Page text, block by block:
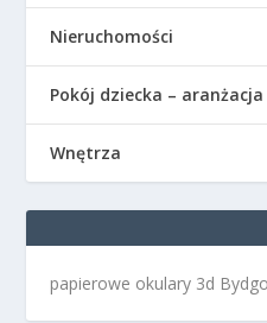
Nieruchomości
Pokój dziecka –
Wnętrza
papierowe okulary 3d